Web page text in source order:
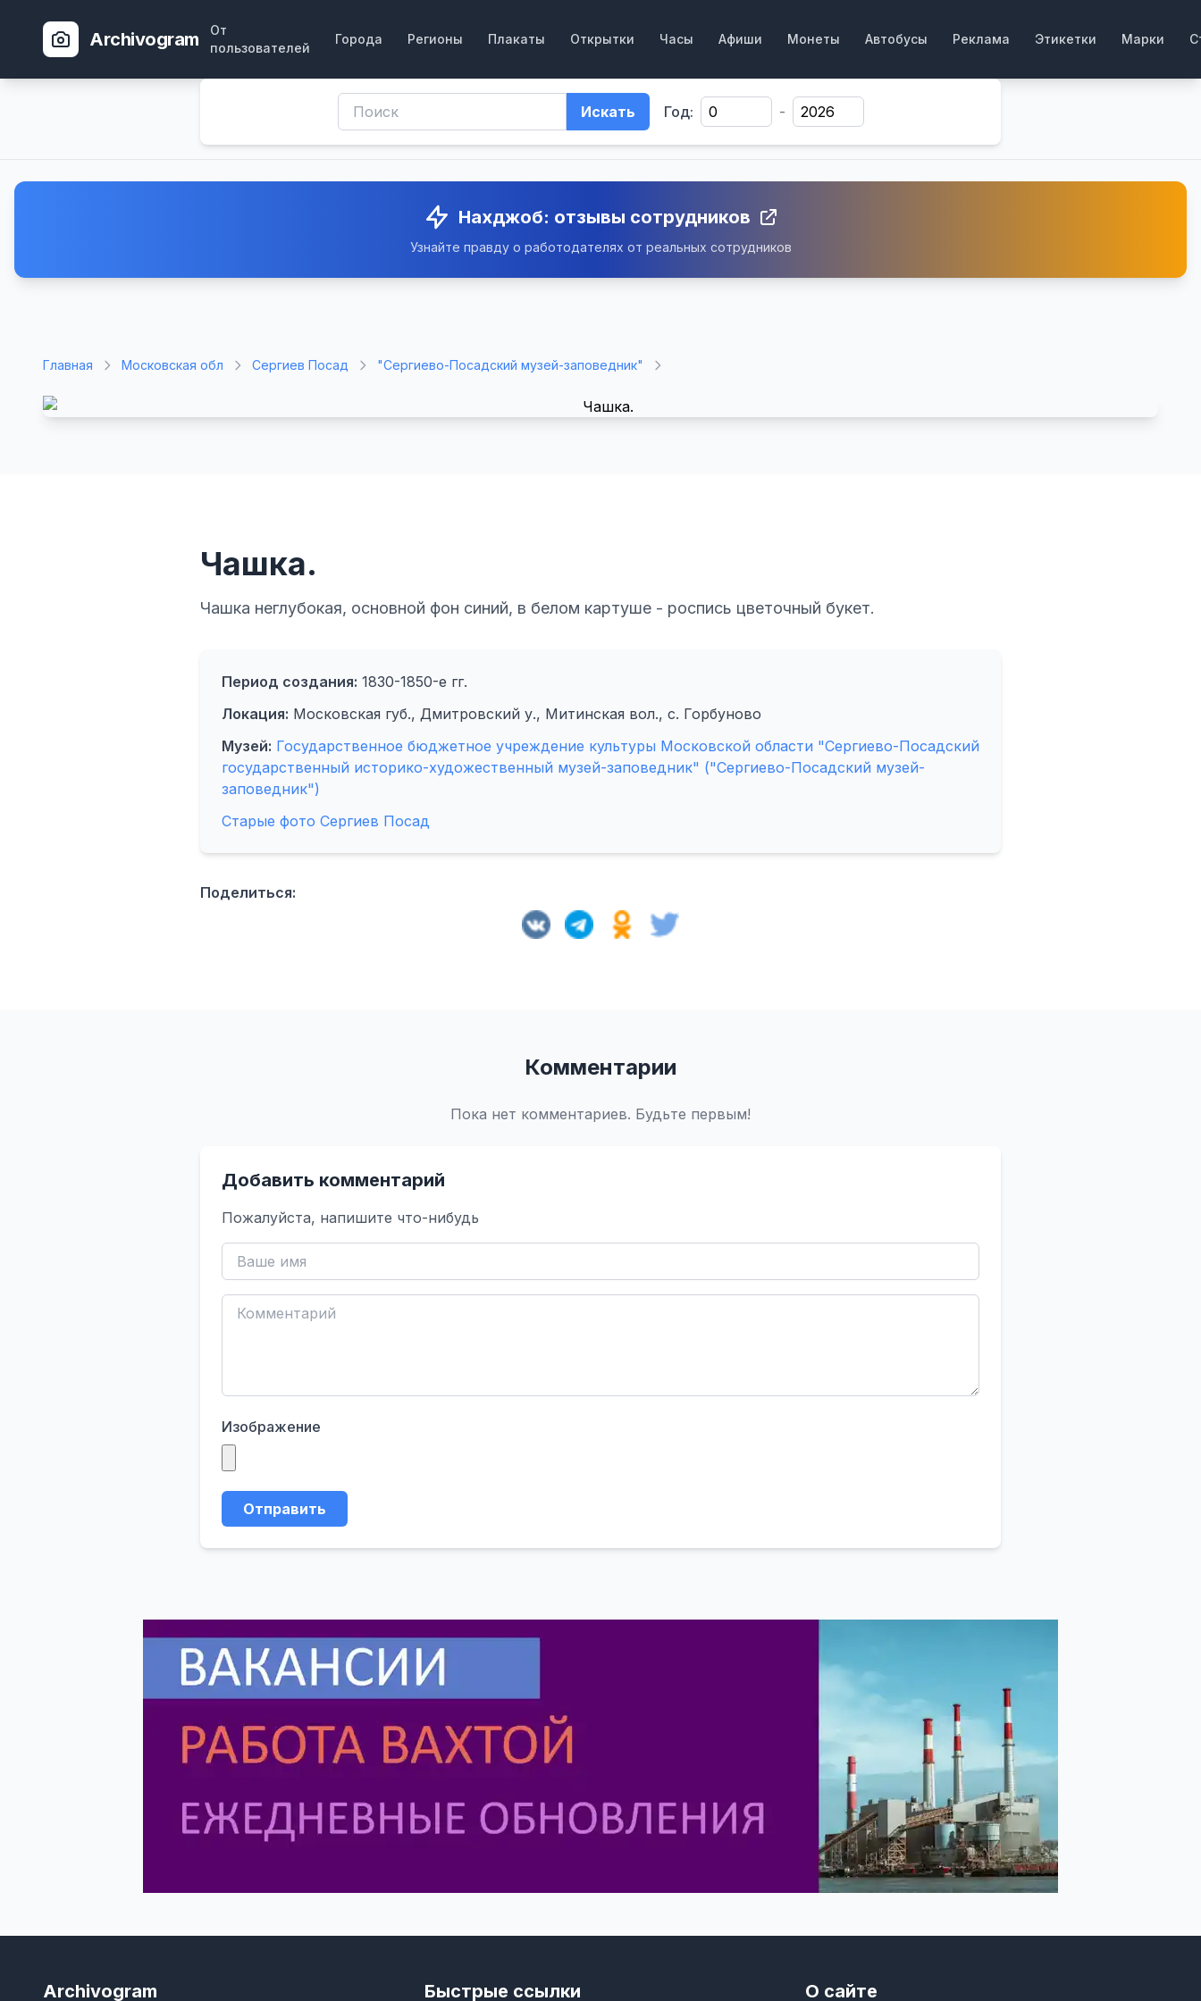
Archivogram
От
пользователей
Города Регионы Плакаты Открытки Часы Афиши Монеты Автобусы Реклама Этикетки Марки
Искать Год: -
Нахджоб: отзывы сотрудников
Узнайте правду о работодателях от реальных сотрудников
Главная Московская обл Сергиев Посад "Сергиево-Посадский музей-заповедник"
Чашка.
Чашка неглубокая, основной фон синий, в белом картуше - роспись цветочный букет.
Период создания: 1830-1850-е гг.
Локация: Московская губ., Дмитровский у., Митинская вол., с. Горбуново
Музей: Государственное бюджетное учреждение культуры Московской области "Сергиево-Посадский
государственный историко-художественный музей-заповедник" ("Сергиево-Посадский музей-
заповедник")
Старые фото Сергиев Посад
Поделиться:
Комментарии
Пока нет комментариев. Будьте первым!
Добавить комментарий
Пожалуйста, напишите что-нибудь
Изображение
Отправить
Archivogram Быстрые ссылки О сайте